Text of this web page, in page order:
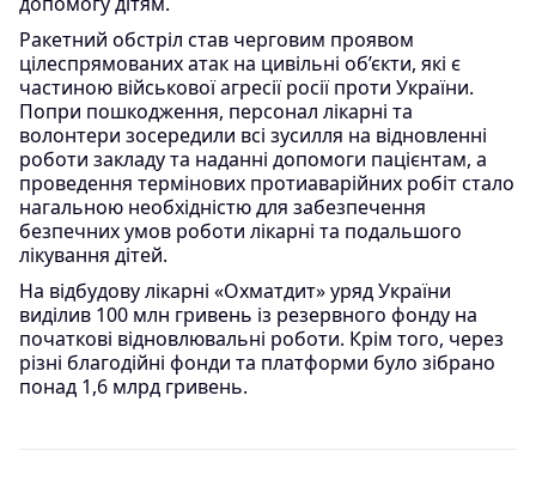
Ракетний обстріл став черговим проявом
цілеспрямованих атак на цивільні об’єкти, які є
частиною військової агресії росії проти України.
Попри пошкодження, персонал лікарні та
волонтери зосередили всі зусилля на відновленні
роботи закладу та наданні допомоги пацієнтам, а
проведення термінових протиаварійних робіт стало
нагальною необхідністю для забезпечення
безпечних умов роботи лікарні та подальшого
лікування дітей.
На відбудову лікарні «Охматдит» уряд України
виділив 100 млн гривень із резервного фонду на
початкові відновлювальні роботи. Крім того, через
різні благодійні фонди та платформи було зібрано
понад 1,6 млрд гривень.